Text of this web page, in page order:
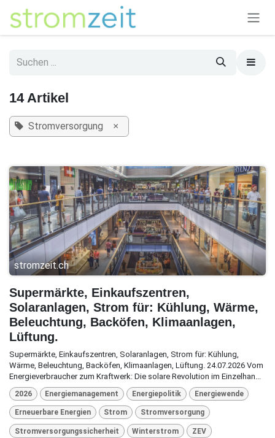
Zum Inhalt springen
14 Artikel
Stromversorgung ×
stromzeit.ch
Supermärkte, Einkaufszentren,
Solaranlagen, Strom für: Kühlung, Wärme,
Beleuchtung, Backöfen, Klimaanlagen,
Lüftung.
Supermärkte, Einkaufszentren, Solaranlagen, Strom für: Kühlung,
Wärme, Beleuchtung, Backöfen, Klimaanlagen, Lüftung. 24.07.2026 Vom
Energieverbraucher zum Kraftwerk: Die solare Revolution im Einzelhan...
2026 Energiemanagement Energiepolitik Energiewende
Erneuerbare Energien Strom Stromversorgung
Stromversorgungssicherheit Winterstrom ZEV